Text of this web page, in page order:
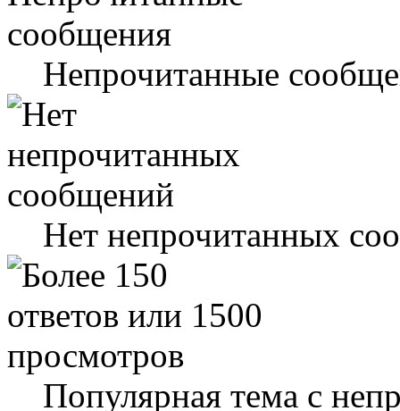
Непрочитанные
Нет непрочитанных
Популярная тема с